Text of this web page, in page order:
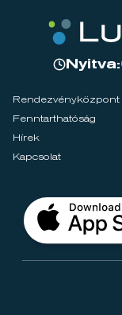
Nyitva:
Rendezvényközpont
Fenntarthatóság
Hírek
Kapcsolat